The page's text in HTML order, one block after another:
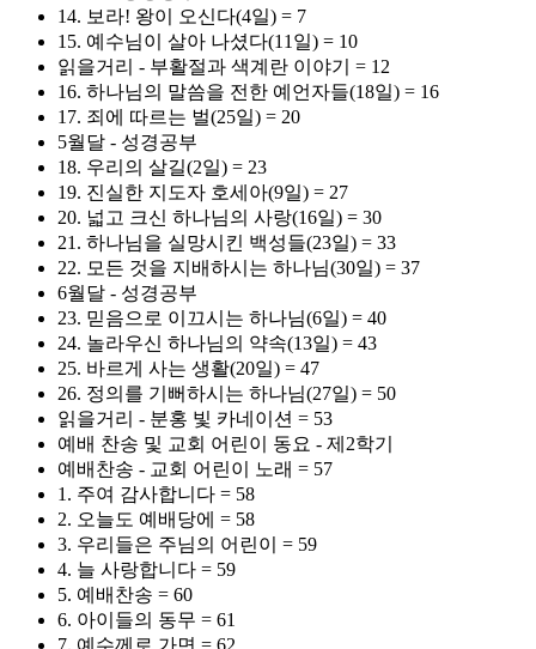
14. 보라! 왕이 오신다(4일) = 7
15. 예수님이 살아 나셨다(11일) = 10
읽을거리 - 부활절과 색계란 이야기 = 12
16. 하나님의 말씀을 전한 예언자들(18일) = 16
17. 죄에 따르는 벌(25일) = 20
5월달 - 성경공부
18. 우리의 살길(2일) = 23
19. 진실한 지도자 호세아(9일) = 27
20. 넓고 크신 하나님의 사랑(16일) = 30
21. 하나님을 실망시킨 백성들(23일) = 33
22. 모든 것을 지배하시는 하나님(30일) = 37
6월달 - 성경공부
23. 믿음으로 이끄시는 하나님(6일) = 40
24. 놀라우신 하나님의 약속(13일) = 43
25. 바르게 사는 생활(20일) = 47
26. 정의를 기뻐하시는 하나님(27일) = 50
읽을거리 - 분홍 빛 카네이션 = 53
예배 찬송 및 교회 어린이 동요 - 제2학기
예배찬송 - 교회 어린이 노래 = 57
1. 주여 감사합니다 = 58
2. 오늘도 예배당에 = 58
3. 우리들은 주님의 어린이 = 59
4. 늘 사랑합니다 = 59
5. 예배찬송 = 60
6. 아이들의 동무 = 61
7. 예수께로 가면 = 62